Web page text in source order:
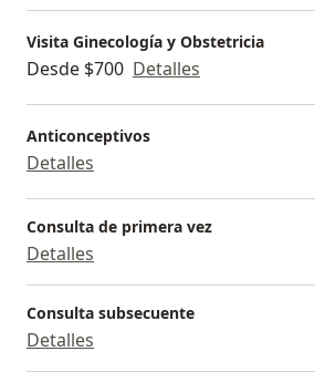
Visita Ginecología y Obstetricia
Desde $700 Detalles
Anticonceptivos
Detalles
Consulta de primera vez
Detalles
Consulta subsecuente
Detalles